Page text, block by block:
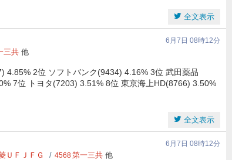
全文表示
6月7日 08時12分
三共 他
2位 ソフトバンク(9434) 4.16% 3位 武田薬品
7位 トヨタ(7203) 3.51% 8位 東京海上HD(8766) 3.50%
全文表示
6月7日 08時12分
ＵＦＪＦＧ 4568第一三共 他